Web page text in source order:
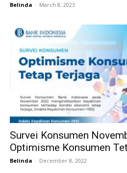
Belinda - March 8, 2023
Survei Konsumen
Optimisme Konsumen
Belinda - December 8, 2022